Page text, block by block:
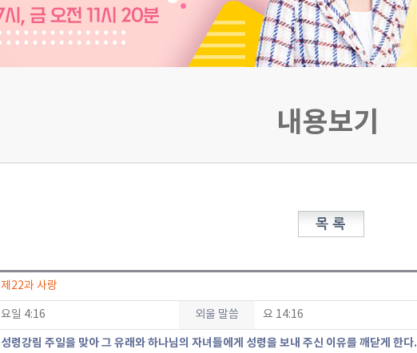
내용보기
제22과 사랑
요일 4:16 외울 말씀 요 14:16
성령강림 주일을 맞아 그 유래와 하나님의 자녀들에게 성령을 보내 주신 이유를 깨닫게 한다.